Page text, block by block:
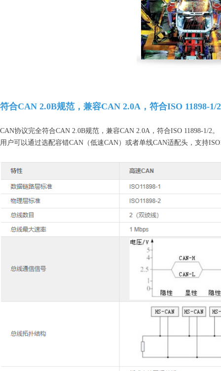
符合CAN 2.0B规范，兼容CAN 2.0A，符合ISO 11898-1/2
CAN协议完全符合CAN 2.0B规范，兼容CAN 2.0A，符合ISO 11898-1/2。
用户可以通过选配容错CAN（低速CAN）或者单线CAN适配头，支持